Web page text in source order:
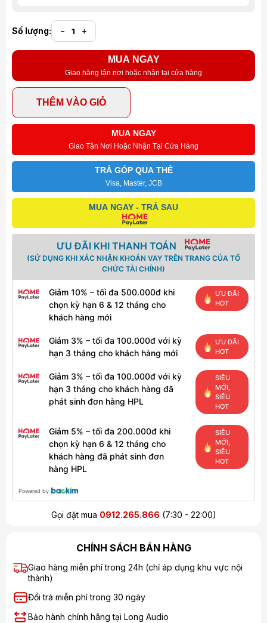
Số lượng: − +
MUA NGAY
Giao hàng tận nơi hoặc nhận tại cửa hàng
THÊM VÀO GIỎ
MUA NGAY
Giao Tận Nơi Hoặc Nhận Tại Cửa Hàng
TRẢ GÓP QUA THẺ
Visa, Master, JCB
MUA NGAY - TRẢ SAU
ƯU ĐÃI KHI THANH TOÁN
(SỬ DỤNG KHI XÁC NHẬN KHOẢN VAY TRÊN TRANG CỦA TỔ
CHỨC TÀI CHÍNH)
Giảm 10% – tối đa 500.000đ khi
chọn kỳ hạn 6 & 12 tháng cho
khách hàng mới
ƯU ĐÃI
HOT
Giảm 3% – tối đa 100.000đ với kỳ
hạn 3 tháng cho khách hàng mới
ƯU ĐÃI
HOT
Giảm 3% – tối đa 100.000đ với kỳ
hạn 3 tháng cho khách hàng đã
phát sinh đơn hàng HPL
SIÊU
MỚI,
SIÊU
HOT
Giảm 5% – tối đa 200.000đ khi
chọn kỳ hạn 6 & 12 tháng cho
khách hàng đã phát sinh đơn
hàng HPL
SIÊU
MỚI,
SIÊU
HOT
Powered by
Gọi đặt mua 0912.265.866 (7:30 - 22:00)
CHÍNH SÁCH BÁN HÀNG
Giao hàng miễn phí trong 24h (chỉ áp dụng khu vực nội
thành)
Đổi trả miễn phí trong 30 ngày
Bảo hành chính hãng tại Long Audio